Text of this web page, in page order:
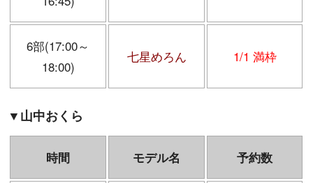
6部(17:00～
18:00)
七星めろん 1/1 満枠
▼山中おくら
時間 モデル名 予約数